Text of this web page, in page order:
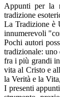
Appunti per la
tradizione
La Tradizione è
innumerevoli
Pochi autori
tradizionale: uno
fra i più grandi
vita al Cristo e
la Verità e la
I presenti